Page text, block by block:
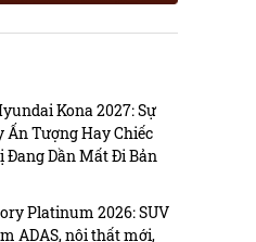
Kona 2027: Sự
Ấn Tượng Hay Chiếc
Đang Dần Mất Đi Bản
Platinum 2026: SUV
ADAS, nội thất mới,